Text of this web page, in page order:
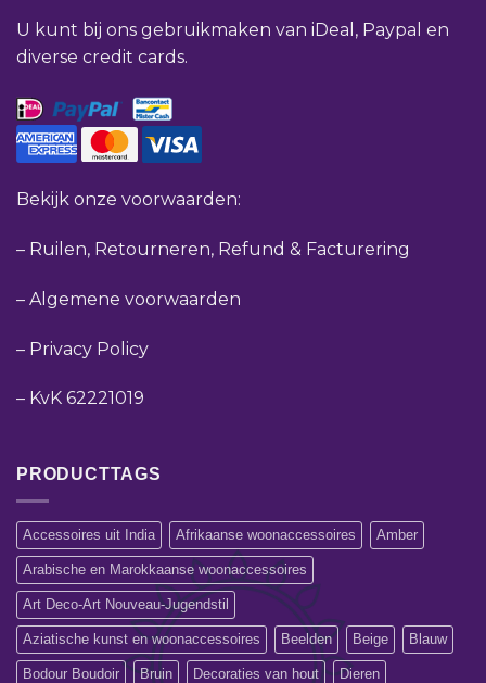
U kunt bij ons gebruikmaken van iDeal, Paypal en
diverse credit cards.
Bekijk onze voorwaarden:
– Ruilen, Retourneren, Refund & Facturering
– Algemene voorwaarden
– Privacy Policy
– KvK 62221019
PRODUCTTAGS
Accessoires uit India Afrikaanse woonaccessoires Amber
Arabische en Marokkaanse woonaccessoires
Art Deco-Art Nouveau-Jugendstil
Aziatische kunst en woonaccessoires Beelden Beige Blauw
Bodour Boudoir Bruin Decoraties van hout Dieren